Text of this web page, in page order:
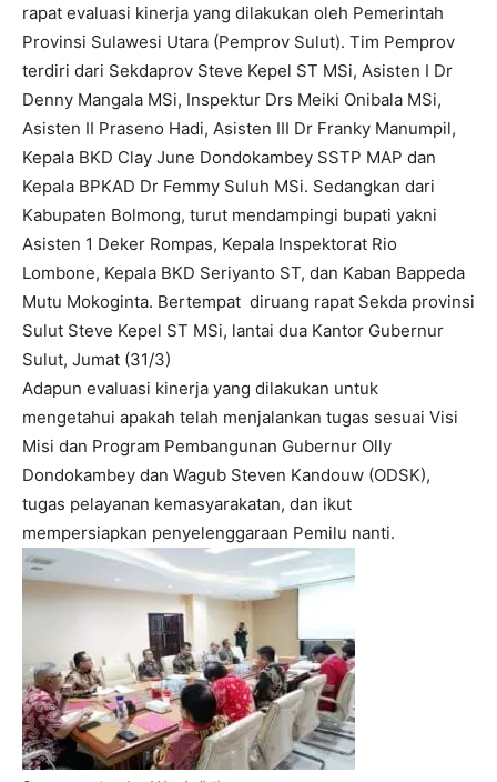
rapat evaluasi kinerja yang dilakukan oleh Pemerintah
Provinsi Sulawesi Utara (Pemprov Sulut). Tim Pemprov
terdiri dari Sekdaprov Steve Kepel ST MSi, Asisten I Dr
Denny Mangala MSi, Inspektur Drs Meiki Onibala MSi,
Asisten II Praseno Hadi, Asisten III Dr Franky Manumpil,
Kepala BKD Clay June Dondokambey SSTP MAP dan
Kepala BPKAD Dr Femmy Suluh MSi. Sedangkan dari
Kabupaten Bolmong, turut mendampingi bupati yakni
Asisten 1 Deker Rompas, Kepala Inspektorat Rio
Lombone, Kepala BKD Seriyanto ST, dan Kaban Bappeda
Mutu Mokoginta. Bertempat diruang rapat Sekda provinsi
Sulut Steve Kepel ST MSi, lantai dua Kantor Gubernur
Sulut, Jumat (31/3)
Adapun evaluasi kinerja yang dilakukan untuk
mengetahui apakah telah menjalankan tugas sesuai Visi
Misi dan Program Pembangunan Gubernur Olly
Dondokambey dan Wagub Steven Kandouw (ODSK),
tugas pelayanan kemasyarakatan, dan ikut
mempersiapkan penyelenggaraan Pemilu nanti.